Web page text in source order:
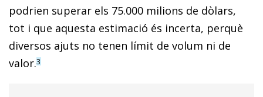
podrien superar els 75.000 milions de dòlars,
tot i que aquesta estimació és incerta, perquè
diversos ajuts no tenen límit de volum ni de
valor.3